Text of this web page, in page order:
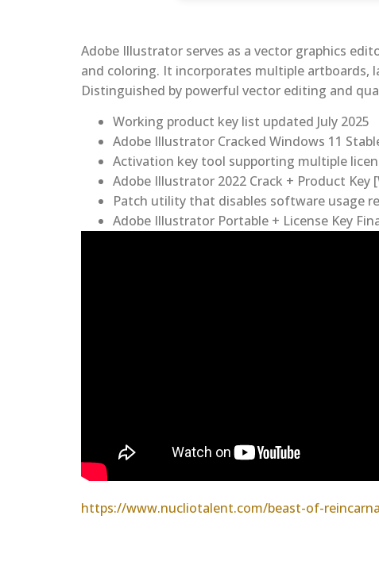
Adobe Illustrator serves as a vector graphics
and coloring. It incorporates multiple artboards,
Distinguished by powerful vector editing and
Working product key list updated July 2025
Adobe Illustrator Cracked Windows 11
Activation key tool supporting multiple
Adobe Illustrator 2022 Crack + Product
Patch utility that disables software usage
Adobe Illustrator Portable + License Key
https://www.nucliotalent.com/beast-of-